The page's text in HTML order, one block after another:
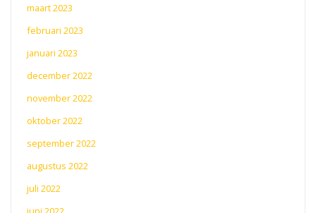
maart 2023
februari 2023
januari 2023
december 2022
november 2022
oktober 2022
september 2022
augustus 2022
juli 2022
juni 2022